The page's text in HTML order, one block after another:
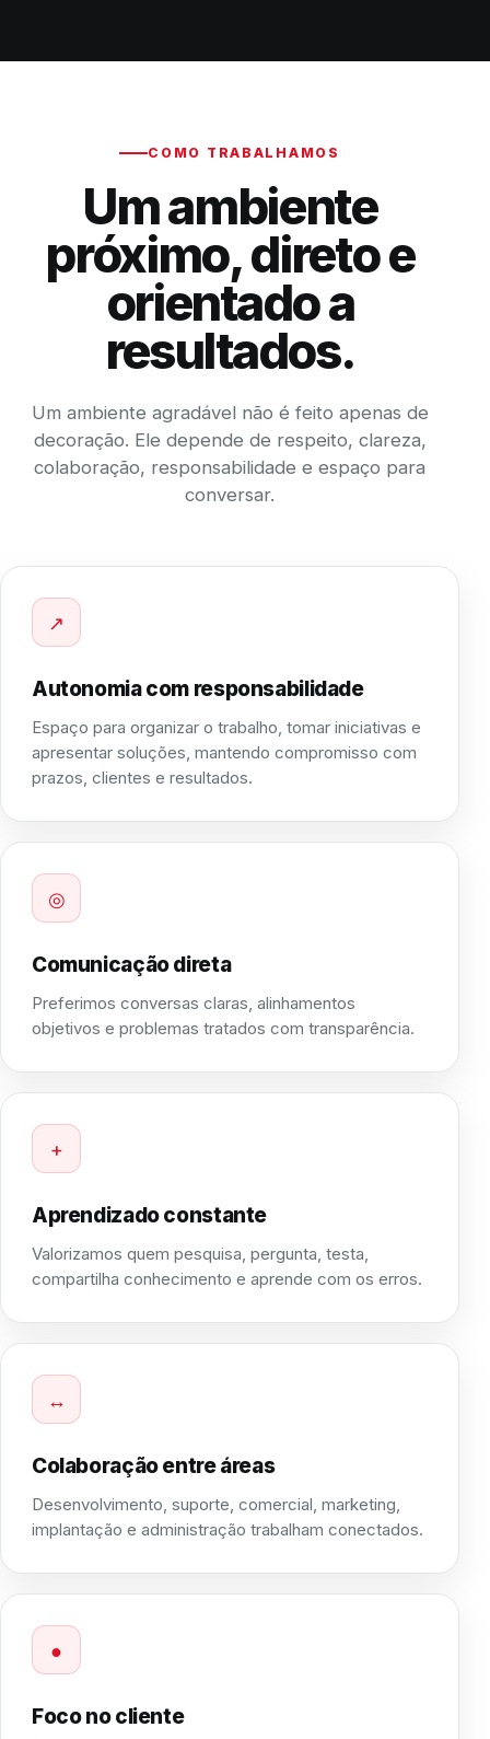
COMO TRABALHAMOS
Um ambiente
próximo, direto e
orientado a
resultados.
Um ambiente agradável não é feito apenas de
decoração. Ele depende de respeito, clareza,
colaboração, responsabilidade e espaço para
conversar.
↗
Autonomia com responsabilidade
Espaço para organizar o trabalho, tomar iniciativas e
apresentar soluções, mantendo compromisso com
prazos, clientes e resultados.
◎
Comunicação direta
Preferimos conversas claras, alinhamentos
objetivos e problemas tratados com transparência.
+
Aprendizado constante
Valorizamos quem pesquisa, pergunta, testa,
compartilha conhecimento e aprende com os erros.
↔
Colaboração entre áreas
Desenvolvimento, suporte, comercial, marketing,
implantação e administração trabalham conectados.
●
Foco no cliente